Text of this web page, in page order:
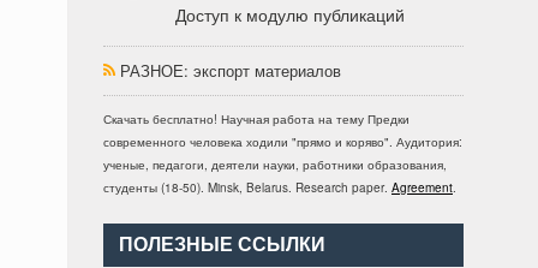
Доступ к модулю публикаций
РАЗНОЕ: экспорт материалов
Скачать бесплатно! Научная работа на тему Предки
современного человека ходили "прямо и коряво". Аудитория:
ученые, педагоги, деятели науки, работники образования,
студенты (18-50). Minsk, Belarus. Research paper. Agreement.
ПОЛЕЗНЫЕ ССЫЛКИ